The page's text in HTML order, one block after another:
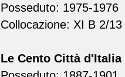
Posseduto: 1975-1976
Collocazione: XI B 2/13
Le Cento Città d'Italia